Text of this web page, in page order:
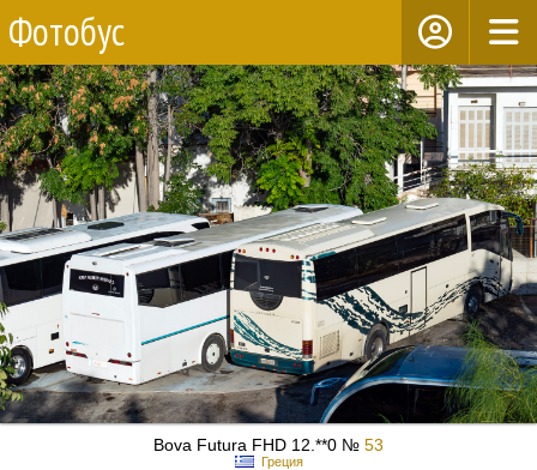
Фотобус
Bova Futura FHD 12.**0 № 53
Греция